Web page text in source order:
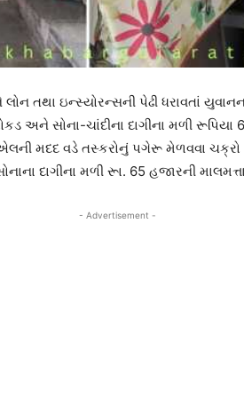
તથા ઇન્સ્યોરન્સની પેઢી ધરાવતાં
અને સોના-ચાંદીના દાગીના મળી રૂપિયા
મદદ વડે તસ્કરોનું પગેરૂ મેળવવા ચક્રો
દાગીના મળી રૂા. 65 હજારની
- Advertisement -